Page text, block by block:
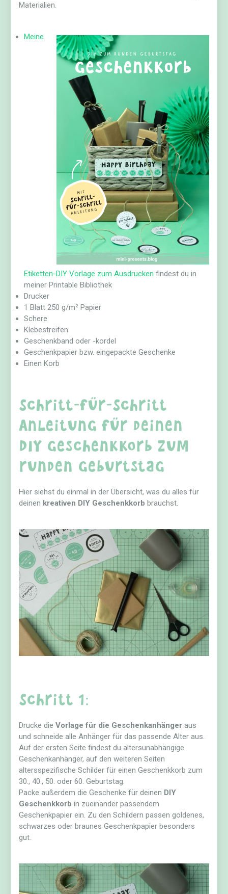
Materialien.
Meine
Etiketten-DIY Vorlage zum Ausdrucken findest du in
meiner Printable Bibliothek
Drucker
1 Blatt 250 g/m² Papier
Schere
Klebestreifen
Geschenkband oder -kordel
Geschenkpapier bzw. eingepackte Geschenke
Einen Korb
Schritt-für-Schritt
Anleitung für deinen
DIY Geschenkkorb zum
runden Geburtstag
Hier siehst du einmal in der Übersicht, was du alles für
deinen kreativen DIY Geschenkkorb brauchst.
Schritt 1:
Drucke dieVorlage für die Geschenkanhänger aus
und schneide alle Anhänger für das passende Alter aus.
Auf der ersten Seite findest du altersunabhängige
Geschenkanhänger, auf den weiteren Seiten
altersspezifische Schilder für einen Geschenkkorb zum
30., 40., 50. oder 60. Geburtstag.
Packe außerdem die Geschenke für deinen DIY
Geschenkkorb in zueinander passendem
Geschenkpapier ein. Zu den Schildern passen goldenes,
schwarzes oder braunes Geschenkpapier besonders
gut.